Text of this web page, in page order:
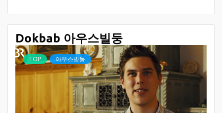
Dokbab 아우스빌둥
TOP 아우스빌둥